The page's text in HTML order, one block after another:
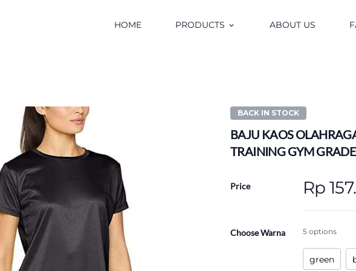
HOME PRODUCTS keyboard_arrow_down ABOUT US
BACK IN STOCK
BAJU KAOS
TRAINING GYM
Price Rp
Choose Warna 5 options
green